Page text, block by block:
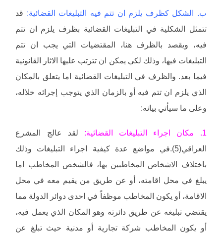
ب. الشكل كظرف يلزم ان تتم فيه التبليغات القضائية: قد
تتمثل الشكلية في التبليغات القضائية بظرف يلزم ان تتم
فيه، ويقصد بالظرف هنا، المقتضيات التي يجب ان تتم
التبليغات فيها، وذلك لكي يمكن ان تترتب عليها الاثار القانونية
فيما بعد. والظرف في التبليغات القضائية اما يتعلق بالمكان
الذي يلزم ان تتم فيه أو بالزمان الذي يتوجب إجرائه خلاله،
وعلى ما سيأتي بيانه:
1. مكان اجراء التبليغات القضائية:
لقد عالج المشرع
العراقي(5).في مواضع عدة كيفية اجراء التبليغات وذلك
باختلاف الاشخاص المخاطبين بها، فالشخص المخاطب اما
يبلغ في محل اقامته، أو عن طريق من يقيم معه في محل
الاقامة، أو يكون المخاطب موظفاً في احدى دوائر الدولة مما
يقتضي تبليغه عن طريق دائرته وهو المكان الذي يعمل فيه،
أو يكون المخاطب شركة تجارية أو مدنية حيث تبلغ عن